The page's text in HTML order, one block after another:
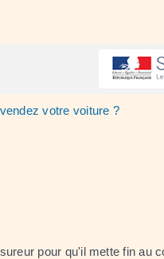
votre voiture ?
pour qu'il mette fin au